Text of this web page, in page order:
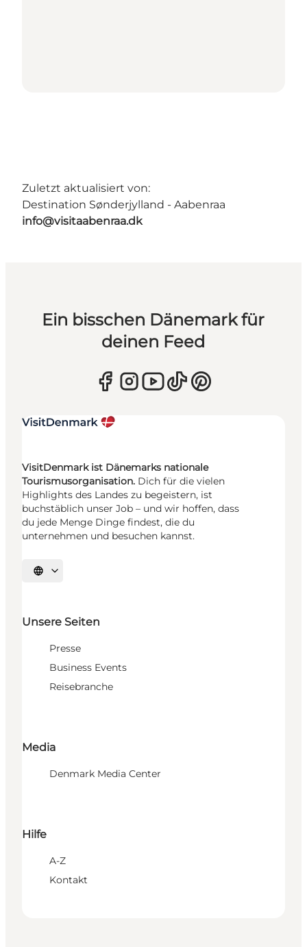
Zuletzt aktualisiert von:
Destination Sønderjylland - Aabenraa
info@visitaabenraa.dk
Ein bisschen Dänemark für
deinen Feed
VisitDenmark ist Dänemarks nationale
Tourismusorganisation. Dich für die vielen
Highlights des Landes zu begeistern, ist
buchstäblich unser Job – und wir hoffen, dass
du jede Menge Dinge findest, die du
unternehmen und besuchen kannst.
Sprache auswählen
Unsere Seiten
Presse
Business Events
Reisebranche
Media
Denmark Media Center
Hilfe
A-Z
Kontakt